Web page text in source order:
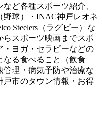
ど各種スポーツ紹介、
野球）・INAC神戸レオネ
Steelers（ラグビー）な
らスポーツ映画までスポ
・ヨガ・セラピーなどの
なる食べること（飲食
管理・病気予防や治療な
戸市のタウン情報・お得